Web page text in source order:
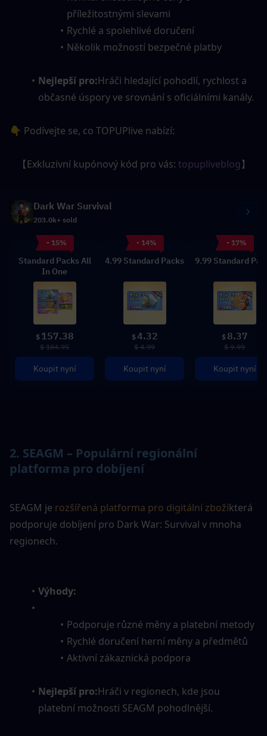
příležitostnými slevami
Rychlé a spolehlivé doručení
Několik možností bezpečné platby
Nejlepší pro:Hráči hledající pohodlí, rychlost a
občasné úspory ve srovnání s oficiálními kanály.
👇 Podívejte se, co TOPUPlive nabízí:
【Exkluzivní kupónový kód pro vás: topupliveblog】
Dark War Survival
203.0k+ sold
- 15%
Standard Packs All
In One
$ 157.38
$ 184.95
Koupit nyní
- 14%
4.99 Standard Packs
$4.32
$ 4.99
Koupit nyní
- 17%
9.99 Standard
$ 8.37
$ 9.99
Koupit nyní
2. SEAGM – Populární regionální
platforma pro dobíjení
SEAGM je rozšířená platforma pro digitální zbožíkterá
podporuje dobíjení pro Dark War: Survival v mnoha
regionech.
Výhody:
Podporuje různé měny a platební metody
Rychlé doručení herní měny a předmětů
Aktivní zákaznická podpora
Nejlepší pro:Hráči v regionech, kde jsou
platební možnosti SEAGM pohodlnější.